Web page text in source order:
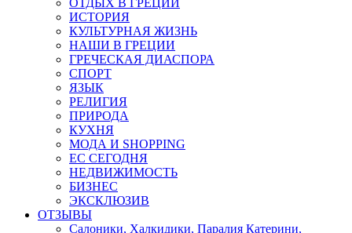
ОТДЫХ В ГРЕЦИИ
ИСТОРИЯ
КУЛЬТУРНАЯ ЖИЗНЬ
НАШИ В ГРЕЦИИ
ГРЕЧЕСКАЯ ДИАСПОРА
СПОРТ
ЯЗЫК
РЕЛИГИЯ
ПРИРОДА
КУХНЯ
МОДА И SHOPPING
ЕС СЕГОДНЯ
НЕДВИЖИМОСТЬ
БИЗНЕС
ЭКСКЛЮЗИВ
ОТЗЫВЫ
Салоники, Халкидики, Паралия Катерини,